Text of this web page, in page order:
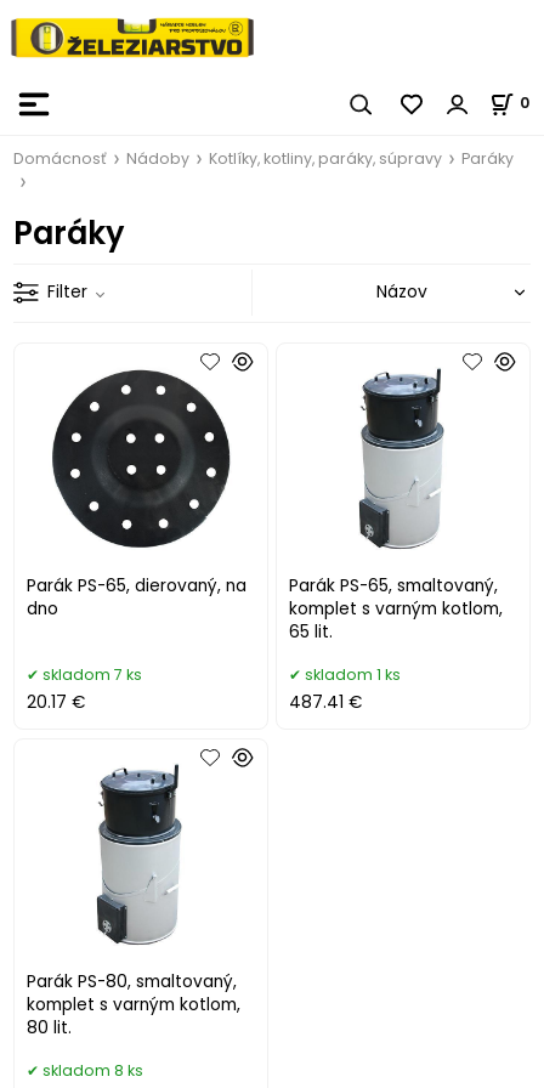
0
Domácnosť Nádoby Kotlíky, kotliny, paráky, súpravy Paráky
Paráky
Filter
Parák PS-65, dierovaný, na
dno
skladom 7 ks
20.17 €
Parák PS-65, smaltovaný,
komplet s varným kotlom,
65 lit.
skladom 1 ks
487.41 €
Parák PS-80, smaltovaný,
komplet s varným kotlom,
80 lit.
skladom 8 ks